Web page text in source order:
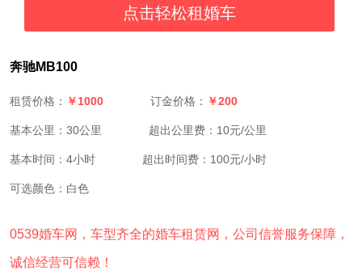
奔驰MB100
租赁价格： ￥1000 订金价格： ￥200
基本公里：30公里 超出公里费：10元/公里
基本时间：4小时 超出时间费：100元/小时
可选颜色：白色
0539婚车网，车型齐全的婚车租赁网，公司信誉服务保障，
诚信经营可信赖！